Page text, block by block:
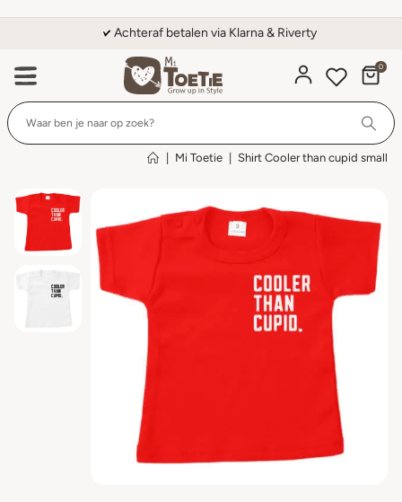
Achteraf betalen via Klarna & Riverty
0
Mi Toetie Shirt Cooler than cupid small